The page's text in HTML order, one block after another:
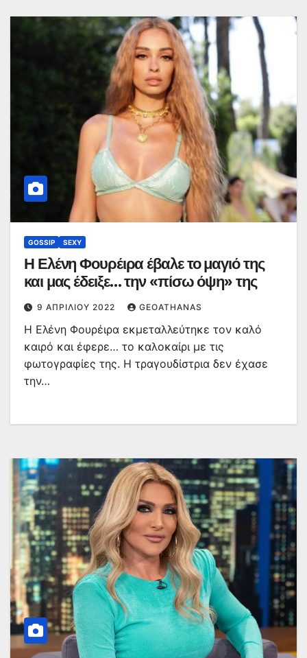
GOSSIP SEXY
Η Ελένη Φουρέιρα έβαλε το μαγιό της
και μας έδειξε… την «πίσω όψη» της
9 ΑΠΡΙΛΊΟΥ 2022 GEOATHANAS
Η Ελένη Φουρέιρα εκμεταλλεύτηκε τον καλό
καιρό και έφερε… το καλοκαίρι με τις
φωτογραφίες της. Η τραγουδίστρια δεν έχασε
την…